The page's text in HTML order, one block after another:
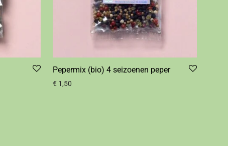
Pepermix (bio) 4 seizoenen peper
€ 1,50